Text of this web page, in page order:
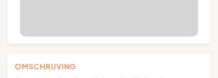
OMSCHRIJVING